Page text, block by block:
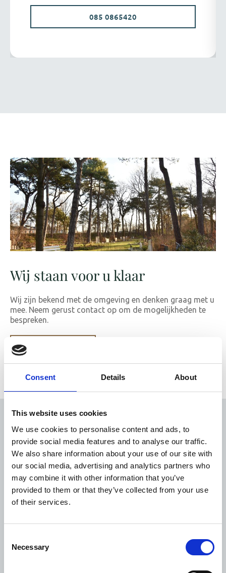
Consent Details About
This website uses cookies
We use cookies to personalise content and ads, to
provide social media features and to analyse our traffic.
We also share information about your use of our site with
our social media, advertising and analytics partners who
may combine it with other information that you’ve
provided to them or that they’ve collected from your use
of their services.
Selection
Necessary
085 0865420
Wij staan voor u klaar
Wij zijn bekend met de omgeving en denken graag met u
mee. Neem gerust contact op om de mogelijkheden te
bespreken.
Hoeveel kost een
crematie of begrafenis